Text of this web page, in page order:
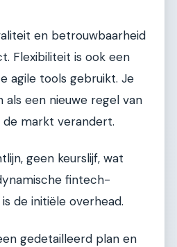
en betrouwbaarheid
Flexibiliteit is ook een
agile tools gebruikt. Je
als een nieuwe regel van
markt verandert.
geen keurslijf, wat
fintech-
de initiële overhead.
gedetailleerd plan en